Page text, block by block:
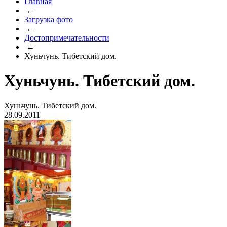
←
Загрузка фото
←
Достопримечательности
←
Хуньчунь. Тибетский дом.
Хуньчунь. Тибетский дом.
Хуньчунь. Тибетский дом.
28.09.2011